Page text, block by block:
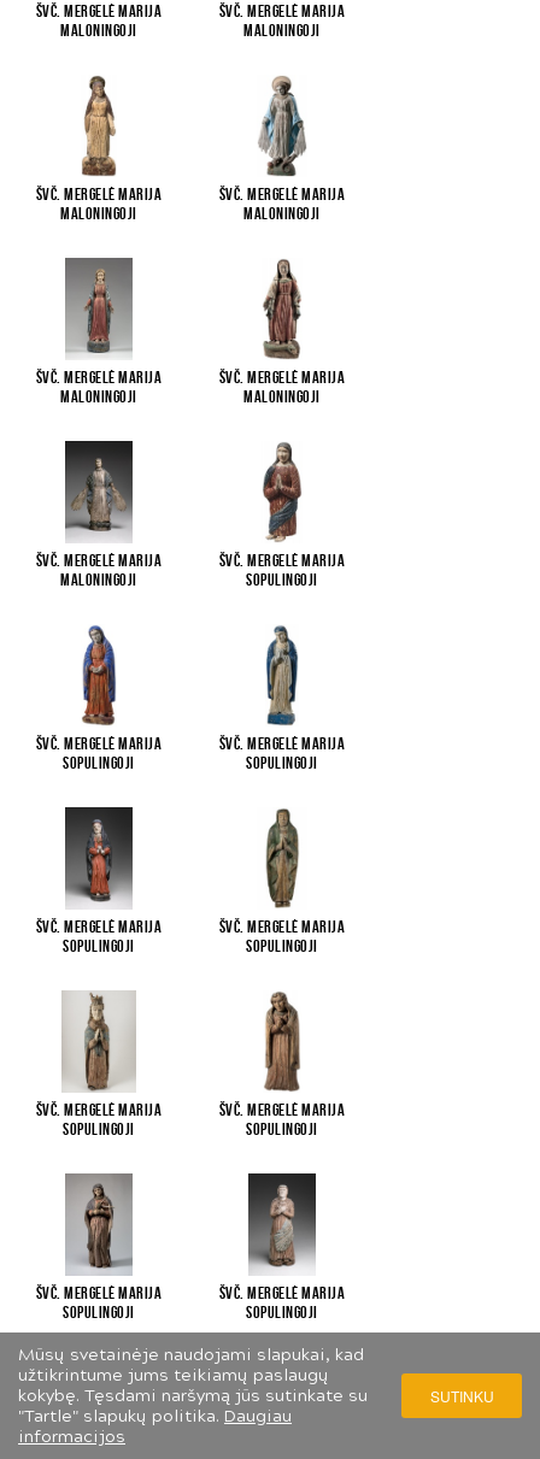
Mūsų svetainėje naudojami slapukai, kad
užtikrintume jums teikiamų paslaugų
kokybę. Tęsdami naršymą jūs sutinkate su
"Tartle" slapukų politika. Daugiau
informacijos
SUTINKU
Švč. Mergelė Marija
Maloningoji
Švč. Mergelė Marija
Maloningoji
Švč. Mergelė Marija
Maloningoji
Švč. Mergelė Marija
Maloningoji
Švč. Mergelė Marija
Maloningoji
Švč. Mergelė Marija
Maloningoji
Švč. Mergelė Marija
Maloningoji
Švč. Mergelė Marija
Sopulingoji
Švč. Mergelė Marija
Sopulingoji
Švč. Mergelė Marija
Sopulingoji
Švč. Mergelė Marija
Sopulingoji
Švč. Mergelė Marija
Sopulingoji
Švč. Mergelė Marija
Sopulingoji
Švč. Mergelė Marija
Sopulingoji
Švč. Mergelė Marija
Sopulingoji
Švč. Mergelė Marija
Sopulingoji